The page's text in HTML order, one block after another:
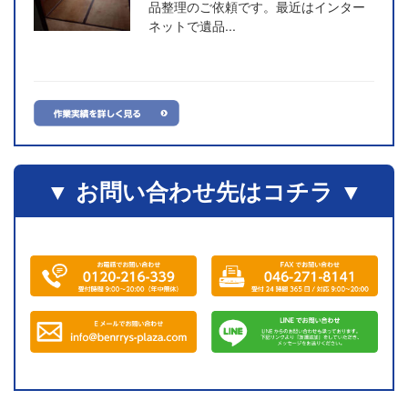
品整理のご依頼です。最近はインター
ネットで遺品...
▼ お問い合わせ先はコチラ ▼